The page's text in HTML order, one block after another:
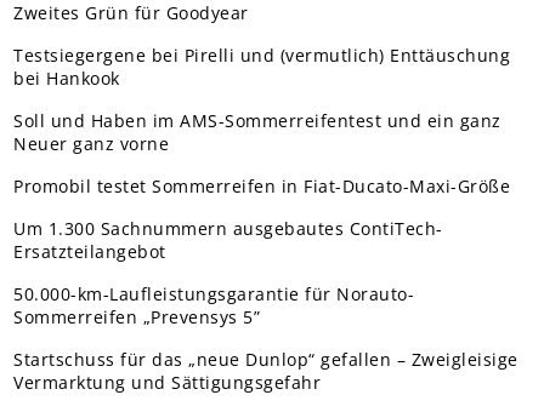
Zweites Grün für Goodyear
Testsiegergene bei Pirelli und (vermutlich) Enttäuschung
bei Hankook
Soll und Haben im AMS-Sommerreifentest und ein ganz
Neuer ganz vorne
Promobil testet Sommerreifen in Fiat-Ducato-Maxi-Größe
Um 1.300 Sachnummern ausgebautes ContiTech-
Ersatzteilangebot
50.000-km-Laufleistungsgarantie für Norauto-
Sommerreifen „Prevensys 5”
Startschuss für das „neue Dunlop“ gefallen – Zweigleisige
Vermarktung und Sättigungsgefahr